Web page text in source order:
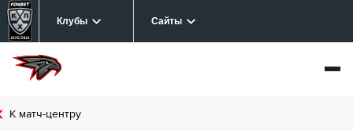
Клубы Сайты
К матч-центру